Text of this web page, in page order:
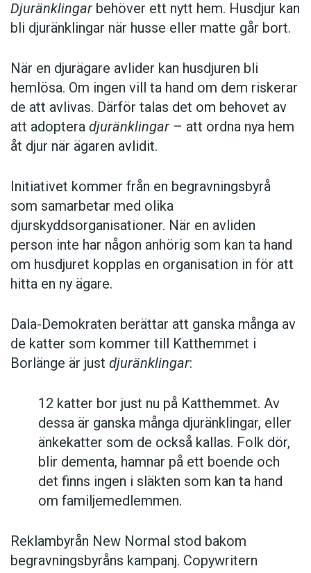
Djuränklingar behöver ett nytt hem. Husdjur kan
bli djuränklingar när husse eller matte går bort.
När en djurägare avlider kan husdjuren bli
hemlösa. Om ingen vill ta hand om dem riskerar
de att avlivas. Därför talas det om behovet av
att adoptera djuränklingar – att ordna nya hem
åt djur när ägaren avlidit.
Initiativet kommer från en begravningsbyrå
som samarbetar med olika
djurskyddsorganisationer. När en avliden
person inte har någon anhörig som kan ta hand
om husdjuret kopplas en organisation in för att
hitta en ny ägare.
Dala-Demokraten berättar att ganska många av
de katter som kommer till Katthemmet i
Borlänge är just djuränklingar:
12 katter bor just nu på Katthemmet. Av
dessa är ganska många djuränklingar, eller
änkekatter som de också kallas. Folk dör,
blir dementa, hamnar på ett boende och
det finns ingen i släkten som kan ta hand
om familjemedlemmen.
Reklambyrån New Normal stod bakom
begravningsbyråns kampanj. Copywritern